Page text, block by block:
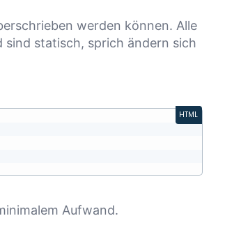
werden können. Alle
sind statisch, sprich ändern sich
HTML
Aufwand.